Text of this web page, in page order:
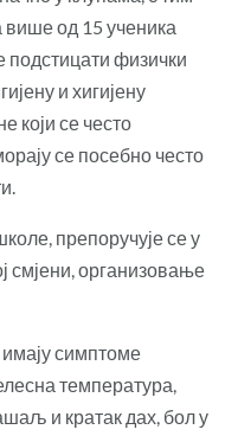
више од 15 ученика
подстицати физички
и хигијену
који се често
се посебно често
препоручује се у
смјени, организовање
симптоме
температура,
и кратак дах, бол у